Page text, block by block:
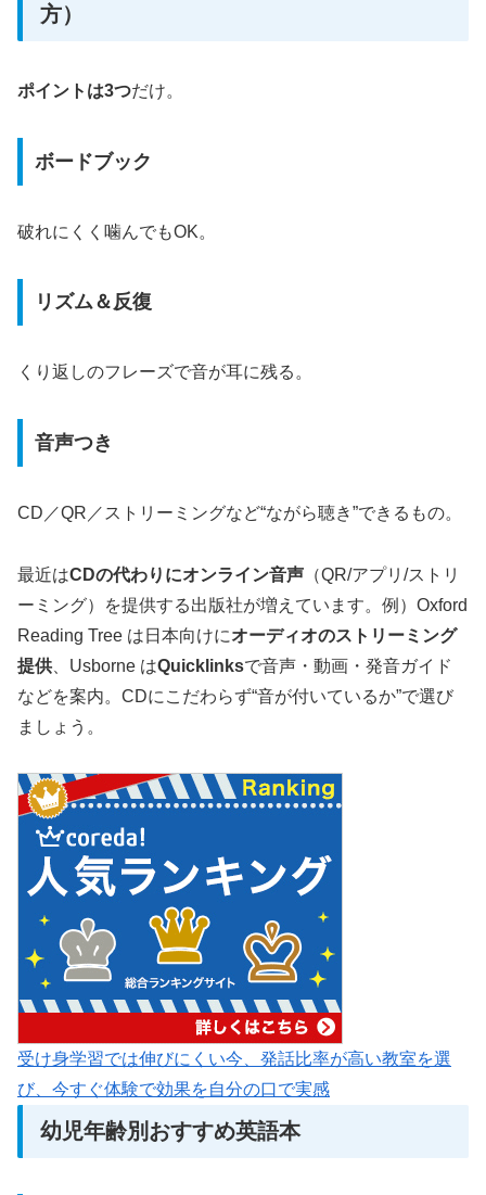
方）
ポイントは3つだけ。
ボードブック
破れにくく噛んでもOK。
リズム＆反復
くり返しのフレーズで音が耳に残る。
音声つき
CD／QR／ストリーミングなど“ながら聴き”できるもの。
最近はCDの代わりにオンライン音声 （QR/アプリ/ストリ
ーミング）を提供する出版社が増えています。例）Oxford
Reading Tree は日本向けにオーディオのストリーミング
提供 、Usborne はQuicklinksで音声・動画・発音ガイド
などを案内。CDにこだわらず“音が付いているか”で選び
ましょう。
受け身学習では伸びにくい今、発話比率が高い教室を選
び、今すぐ体験で効果を自分の口で実感
幼児年齢別おすすめ英語本